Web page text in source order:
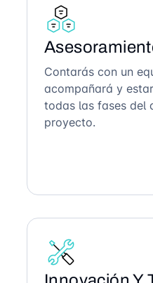
Contarás con un
acompañará y
todas las fases del
proyecto.